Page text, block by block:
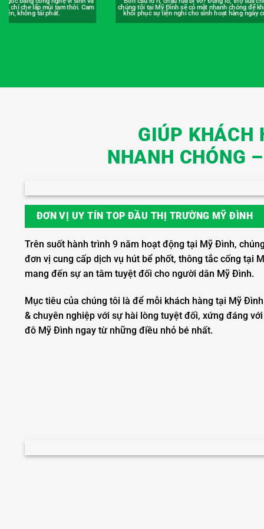
lượng thực tế. Có hợp đồng, hóa đơn đỏ đầy đủ,
không tăng giá, giúp bạn tiết kiệm chi phí tối
nhanh chóng để khắc phục,
sinh hoạt hàng ngày của bạn
GIÚP KHÁCH
NHANH CHÓNG
ĐƠN VỊ UY TÍN TOP ĐẦU THỊ TRƯỜNG MỸ ĐÌNH
Trên suốt hành trình 9 năm hoạt động tại Mỹ Đình,
đơn vị cung cấp dịch vụ hút bể phốt, thông tắc cống tại
mang đến sự an tâm tuyệt đối cho người dân Mỹ Đình.
Mục tiêu của chúng tôi là để mỗi khách hàng tại Mỹ
& chuyên nghiệp với sự hài lòng tuyệt đối, xứng đáng
đô Mỹ Đình ngay từ những điều nhỏ bé nhất.